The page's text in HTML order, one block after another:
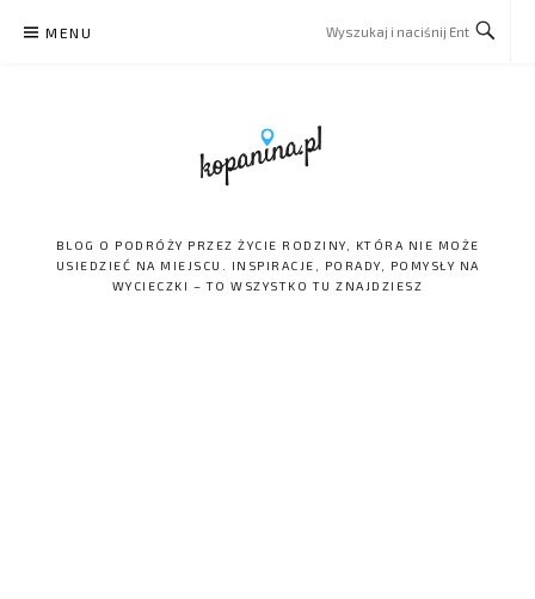
MENU
BLOG O PODRÓŻY PRZEZ ŻYCIE RODZINY, KTÓRA NIE MOŻE
USIEDZIEĆ NA MIEJSCU. INSPIRACJE, PORADY, POMYSŁY NA
WYCIECZKI – TO WSZYSTKO TU ZNAJDZIESZ